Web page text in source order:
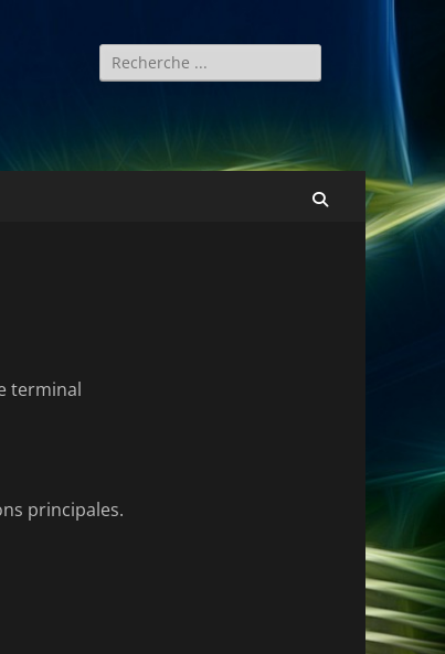
Rechercher :
Recherche
terminal
principales.